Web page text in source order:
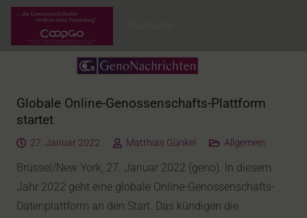
Globale Online-Genossenschafts-Plattform
startet
27. Januar 2022 Matthias Günkel Allgemein
Brüssel/New York, 27. Januar 2022 (geno). In diesem
Jahr 2022 geht eine globale Online-Genossenschafts-
Datenplattform an den Start. Das kündigen die